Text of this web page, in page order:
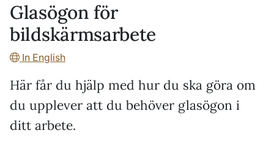
Glasögon för
bildskärmsarbete
In English
Här får du hjälp med hur du ska göra om
du upplever att du behöver glasögon i
ditt arbete.